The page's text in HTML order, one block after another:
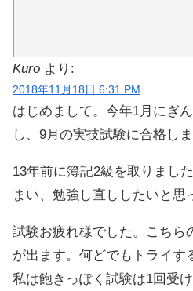
Kuro より:
2018年11月18日 6:31 PM
はじめまして。今年1月にぎ
し、9月の実技試験に合格しま
13年前に簿記2級を取りまし
まい、勉強し直ししたいと思
試験お疲れ様でした。こちら
が出ます。何どでもトライす
私は飽きっぽく試験は1回受